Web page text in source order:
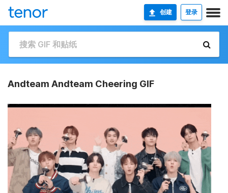
创建 登录
Andteam Andteam Cheering GIF